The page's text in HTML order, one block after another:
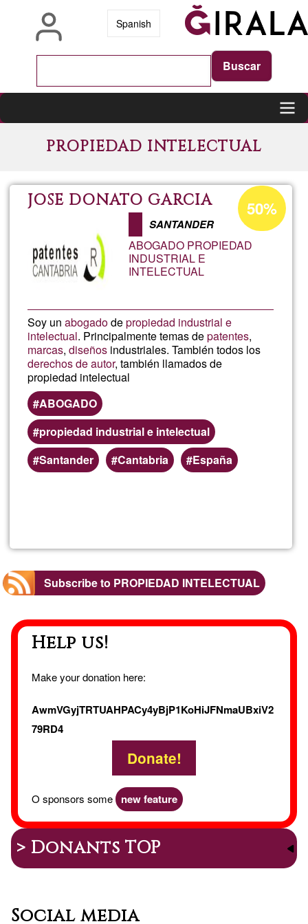
Spanish
navigation
PROPIEDAD INTELECTUAL
JOSE DONATO GARCIA
SANTANDER
ABOGADO PROPIEDAD
INDUSTRIAL E
INTELECTUAL
Soy unabogadodepropiedad industrial e
intelectual. Principalmente temas depatentes,
marcas,diseños industriales. También todos los
derechos de autor, también llamados de
propiedad intelectual
ABOGADO
propiedad industrial e intelectual
Santander
Cantabria España
Acceptance
percentage
Ğ1
50%
JOSE
Subscribe to PROPIEDAD INTELECTUAL
Help us!
Make your donation here:
AwmVGyjTRTUAHPACy4yBjP1KoHiJFNmaUBxiV2
79RD4
Donate!
O sponsors some new feature
> Donants TOP
Social media